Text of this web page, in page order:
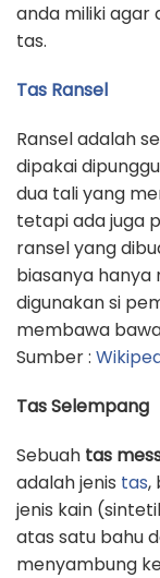
anda miliki agar
tas.
Tas Ransel
Ransel adalah
dipakai
dua tali yang
tetapi ada juga
ransel yang
biasanya hanya
digunakan si
membawa
Sumber :
Tas Selempang
Sebuah tas
adalah jenis tas,
jenis kain
atas satu bahu
menyambung